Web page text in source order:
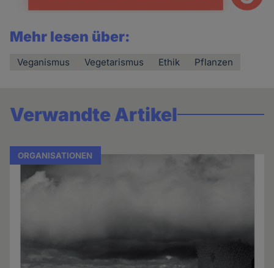
Mehr lesen über:
Veganismus Vegetarismus Ethik Pflanzen
Verwandte Artikel
ORGANISATIONEN